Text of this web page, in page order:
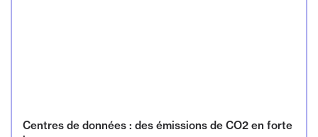
Centres de données : des émissions de CO2 en forte
Incendies : les entreprises peuvent recourir à
Outre-mer : le recrutement de travailleurs étrangers
Pas d'opposition à contrôle fiscal en cas d'envoi à